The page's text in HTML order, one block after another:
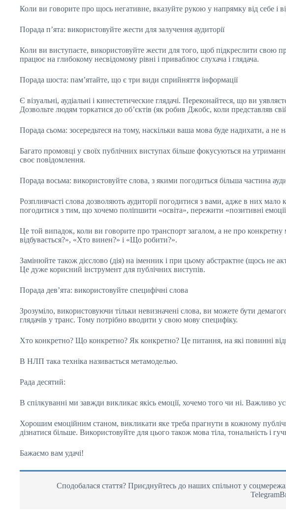
Коли ви говорите про щось негативне, вказуйте рукою у напрямку від себе і
Порада п’ята: використовуйте жести для залучення аудиторії
Коли ви виступаєте, використовуйте жести для того, щоб підкреслити свою
працює на глибокому несвідомому рівні і приваблює слухача і глядача.
Порада шоста: пам’ятайте, що є три види сприйняття інформації
Є візуальні, аудіальні і кинестетические глядачі. Переконайтеся, що ви
Дозвольте людям торкатися до об’єктів (як робив Джобс, коли представляв
Порада сьома: зосередьтеся на тому, наскільки ваша мова буде надихати, а не
Багато промовці у своїх публічних виступах більше фокусуються на
своє повідомлення.
Порада восьма: використовуйте слова, з якими погодиться більша частина
Розпливчасті слова дозволяють аудиторії погодитися з вами, адже в них
погодитися з тим, що хочемо поліпшити «освіта», пережити «позитивні
Це той випадок, коли ви говорите про транспорт загалом, а не про
відбувається?», «Хто винен?» і «Що робити?».
Замінюйте також дієслово (дія) на іменник і при цьому абстрактне (щось
Це дуже корисний інструмент для публічних виступів.
Порада дев’ята: використовуйте специфічні слова
Зрозуміло, використовуючи тільки невизначені слова, ви можете бути
глядачів у транс. Тому потрібно вводити у свою мову специфіку.
Хто конкретно? Що конкретно? Як конкретно? Це питання, на які повинні
В НЛП така техніка називається метамоделью.
Рада десятий:
В спілкуванні ми завжди викликає якісь емоції, хочемо того чи ні. Важливо
Хорошим емоційним станом, викликати яке треба прагнути в кожному
дізнатися більше. Використовуйте для цього також мова тіла, тональність і
Бажаємо вам удачі!
Сподобалася стаття? Приєднуйтесь до наших спільнот у